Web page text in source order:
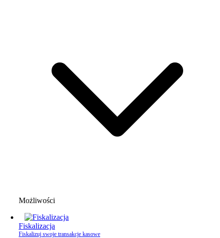
Możliwości
Fiskalizacja
Fiskalizuj swoje transakcje kasowe